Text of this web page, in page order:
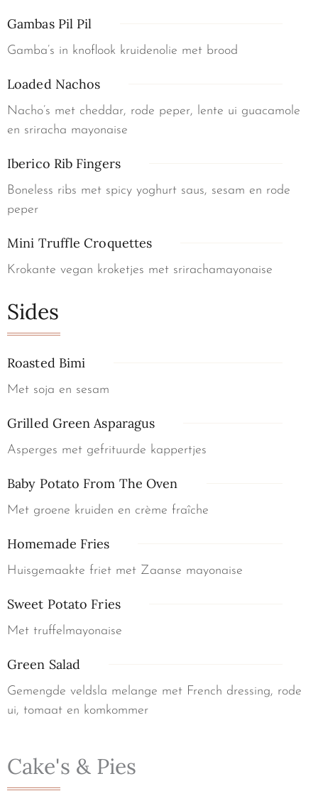
Gambas Pil Pil
Gamba’s in knoflook kruidenolie met brood
Loaded Nachos
Nacho’s met cheddar, rode peper, lente ui guacamole
en sriracha mayonaise
Iberico Rib Fingers
Boneless ribs met spicy yoghurt saus, sesam en rode
peper
Mini Truffle Croquettes
Krokante vegan kroketjes met srirachamayonaise
Sides
Roasted Bimi
Met soja en sesam
Grilled Green Asparagus
Asperges met gefrituurde kappertjes
Baby Potato From The Oven
Met groene kruiden en crème fraîche
Homemade Fries
Huisgemaakte friet met Zaanse mayonaise
Sweet Potato Fries
Met truffelmayonaise
Green Salad
Gemengde veldsla melange met French dressing, rode
ui, tomaat en komkommer
Cake's & Pies